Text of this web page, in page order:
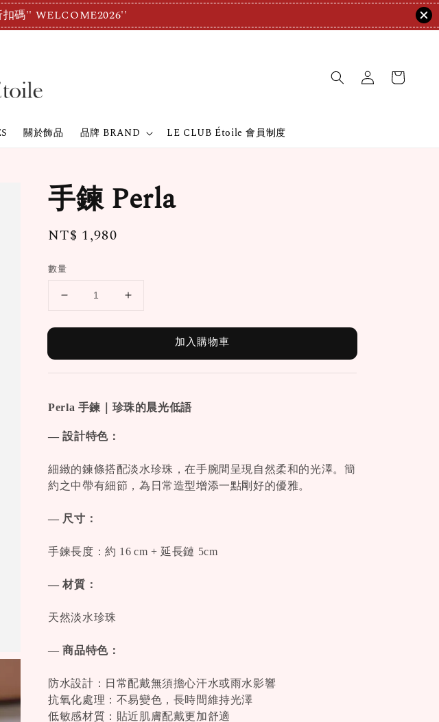
扣碼'' WELCOME2026''
關於飾品 品牌 BRAND LE CLUB Étoile 會員制度
手鍊 Perla
Regular
NT$ 1,980
數量
加入購物車
Perla 手鍊｜珍珠的晨光低語
— 設計特色：
細緻的鍊條搭配淡水珍珠，在手腕間呈現自然柔和的光澤。簡
約之中帶有細節，為日常造型增添一點剛好的優雅。
— 尺寸：
手鍊長度：約 16 cm + 延長鏈 5cm
— 材質：
天然淡水珍珠
—商品特色：
防水設計：日常配戴無須擔心汗水或雨水影響
抗氧化處理：不易變色，長時間維持光澤
低敏感材質：貼近肌膚配戴更加舒適